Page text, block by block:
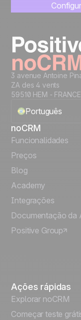
3 avenue Antoine
ZA des 4 vents
59510 HEM - FRANCE
Português
English
Français
Español
Italiano
Deutsch
noCRM
Funcionalidades
Preços
Blog
Academy
Integrações
Documentação da
Positive Group
Ações rápidas
Explorar noCRM
Começar teste